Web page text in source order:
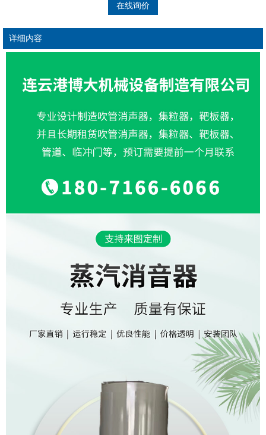
在线询价
详细内容